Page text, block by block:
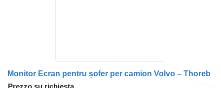
Monitor Ecran pentru șofer per camion Volvo – Thoreb